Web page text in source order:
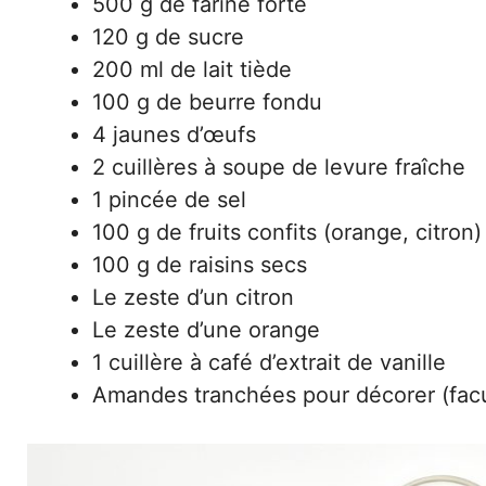
120 g de sucre
200 ml de lait tiède
100 g de beurre fondu
4 jaunes d’œufs
2 cuillères à soupe de levure fraîche
1 pincée de sel
100 g de fruits confits (orange, citron)
100 g de raisins secs
Le zeste d’un citron
Le zeste d’une orange
1 cuillère à café d’extrait de vanille
Amandes tranchées pour décorer